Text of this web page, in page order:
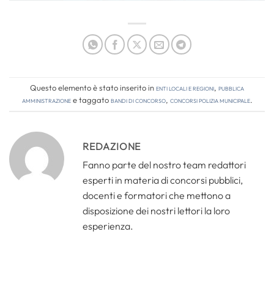
Questo elemento è stato inserito inEnti locali e regioni, Pubblica
amministrazionee taggatobandi di concorso, concorsi polizia municipale.
REDAZIONE
Fanno parte del nostro team redattori
esperti in materia di concorsi pubblici,
docenti e formatori che mettono a
disposizione dei nostri lettori la loro
esperienza.